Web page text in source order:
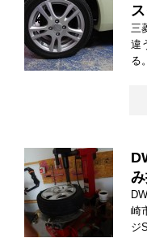
三
違
る。
み
崎
ジ